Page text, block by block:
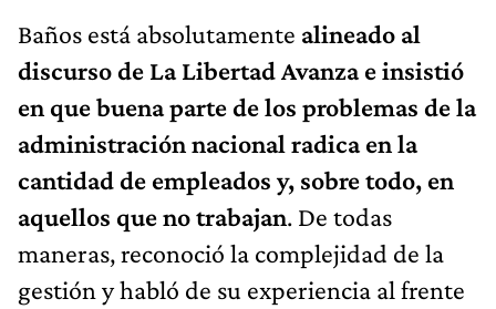
Baños está absolutamente alineado al
discurso de La Libertad Avanza e insistió
en que buena parte de los problemas de la
administración nacional radica en la
cantidad de empleados y, sobre todo, en
aquellos que no trabajan. De todas
maneras, reconoció la complejidad de la
gestión y habló de su experiencia al frente